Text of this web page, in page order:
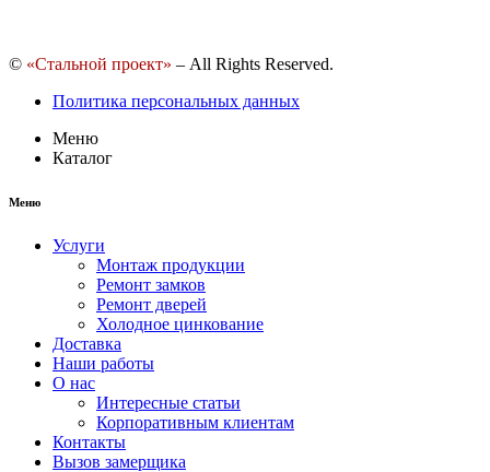
© «Стальной проект» – All Rights Reserved.
Политика персональных данных
Меню
Каталог
Меню
Услуги
Монтаж продукции
Ремонт замков
Ремонт дверей
Холодное цинкование
Доставка
Наши работы
О нас
Интересные статьи
Корпоративным клиентам
Контакты
Вызов замерщика